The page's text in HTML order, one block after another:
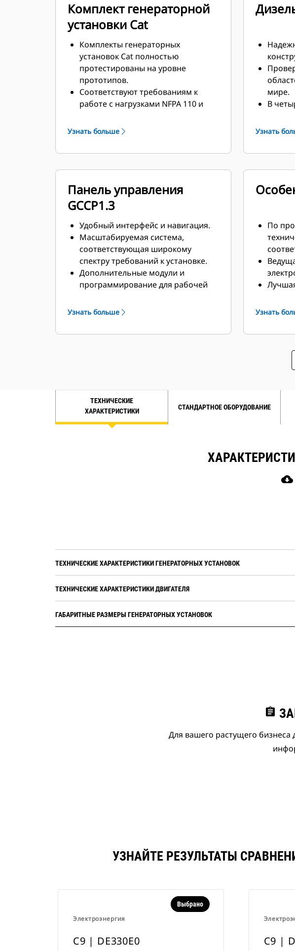
Комплект генераторной
установки Cat
Комплекты генераторных
установок Cat полностью
протестированы на уровне
прототипов.
Соответствуют требованиям к
работе с нагрузками NFPA 110 и
единовременной нагрузки.
8528-5 к стационарному режиму и
Узнать больше
мире.
В
Узнать
Панель управления
GCCP1.3
Удобный интерфейс и навигация.
Масштабируемая система,
соответствующая широкому
спектру требований к установке.
Дополнительные модули и
программирование для рабочей
требованиями клиента.
Узнать больше
По
Узнать
ТЕХНИЧЕСКИЕ
ХАРАКТЕРИСТИКИ
СТАНДАРТНОЕ ОБОРУДОВАНИЕ
cloud_download
ТЕХНИЧЕСКИЕ ХАРАКТЕРИСТИКИ ГЕНЕРАТОРНЫХ УСТАНОВОК
ТЕХНИЧЕСКИЕ ХАРАКТЕРИСТИКИ ДВИГАТЕЛЯ
ГАБАРИТНЫЕ РАЗМЕРЫ ГЕНЕРАТОРНЫХ УСТАНОВОК
assignment
Для вашего растущего бизнеса
УЗНАЙТЕ РЕЗУЛЬТАТЫ
Электроэнергия
Выбрано
C9 | DE330E0 C9 |